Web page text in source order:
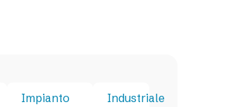
Impianto
Industriale